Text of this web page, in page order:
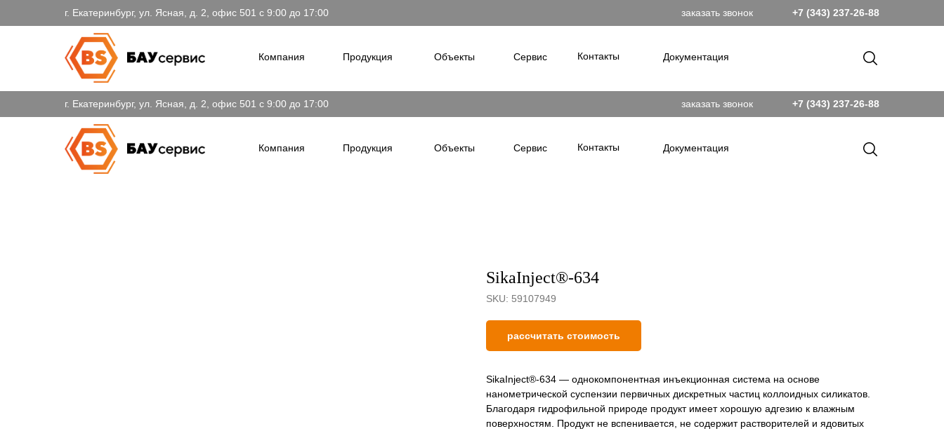
Компания Продукция Объекты Сервис
+7 (343) 237-26-88
заказать звонок
г. Екатеринбург, ул. Ясная, д. 2, офис 501 c 9:00 до 17:00
Документация
Контакты
Компания Продукция Объекты Сервис
+7 (343) 237-26-88
заказать звонок
г. Екатеринбург, ул. Ясная, д. 2, офис 501 c 9:00 до 17:00
Документация
Контакты
SikaInject®-634
SKU: 59107949
рассчитать стоимость
SikaInject®-634 — однокомпонентная инъекционная система на основе
нанометрической суспензии первичных дискретных частиц коллоидных силикатов.
Благодаря гидрофильной природе продукт имеет хорошую адгезию к влажным
поверхностям. Продукт не вспенивается, не содержит растворителей и ядовитых